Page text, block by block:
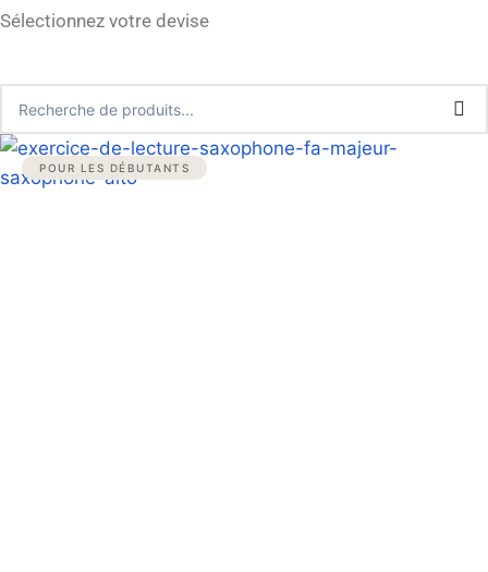
Sélectionnez votre devise
POUR LES DÉBUTANTS